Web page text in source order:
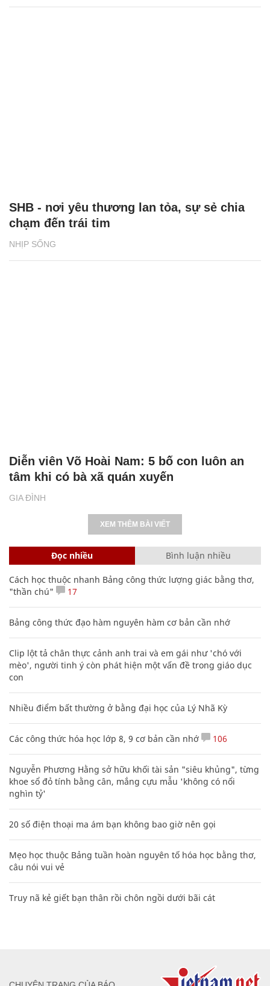
NHỊP SỐNG
SHB - nơi yêu thương lan tỏa, sự sẻ chia
chạm đến trái tim
GIA ĐÌNH
Diễn viên Võ Hoài Nam: 5 bố con luôn an
tâm khi có bà xã quán xuyến
XEM THÊM BÀI VIẾT
Đọc nhiều Bình luận nhiều
Cách học thuộc nhanh Bảng công thức lượng giác bằng thơ,
"thần chú"
17
Bảng công thức đạo hàm nguyên hàm cơ bản cần nhớ
Clip lột tả chân thực cảnh anh trai và em gái như 'chó với
mèo', người tinh ý còn phát hiện một vấn đề trong giáo dục
con
Nhiều điểm bất thường ở bằng đại học của Lý Nhã Kỳ
Các công thức hóa học lớp 8, 9 cơ bản cần nhớ 106
Nguyễn Phương Hằng sở hữu khối tài sản "siêu khủng", từng
khoe sổ đỏ tính bằng cân, mắng cựu mẫu 'không có nổi
nghìn tỷ'
20 số điện thoại ma ám bạn không bao giờ nên gọi
Mẹo học thuộc Bảng tuần hoàn nguyên tố hóa học bằng thơ,
câu nói vui vẻ
Truy nã kẻ giết bạn thân rồi chôn ngồi dưới bãi cát